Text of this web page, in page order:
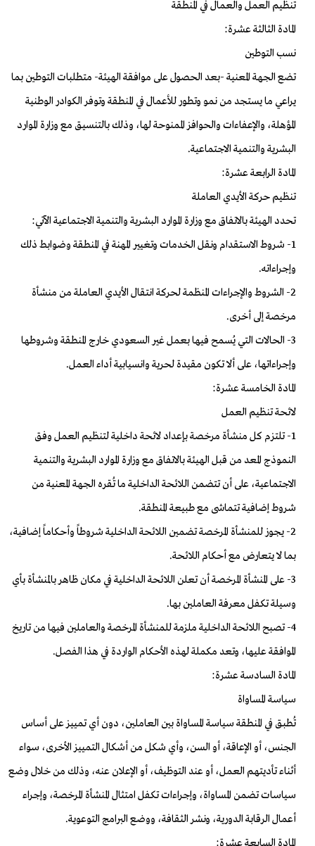
تنظيم العمل والعمال في المنطقة
المادة الثالثة عشرة:
نسب التوطين
تضع الجهة المعنية -بعد الحصول على موافقة الهيئة- متطلبات التوطين بما
يراعي ما يستجد من نمو وتطور للأعمال في المنطقة وتوفر الكوادر الوطنية
المؤهلة، والإعفاءات والحوافز الممنوحة لها، وذلك بالتنسيق مع وزارة الموارد
البشرية والتنمية الاجتماعية.
المادة الرابعة عشرة:
تنظيم حركة الأيدي العاملة
تحدد الهيئة بالاتفاق مع وزارة الموارد البشرية والتنمية الاجتماعية الآتي:
1- شروط الاستقدام ونقل الخدمات وتغيير المهنة في المنطقة وضوابط ذلك
وإجراءاته.
2- الشروط والإجراءات المنظمة لحركة انتقال الأيدي العاملة من منشأة
مرخصة إلى أخرى.
3- الحالات التي يُسمح فيها بعمل غير السعودي خارج المنطقة وشروطها
وإجراءاتها، على ألا تكون مقيدة لحرية وانسيابية أداء العمل.
المادة الخامسة عشرة:
لائحة تنظيم العمل
1- تلتزم كل منشأة مرخصة بإعداد لائحة داخلية لتنظيم العمل وفق
النموذج المعد من قبل الهيئة بالاتفاق مع وزارة الموارد البشرية والتنمية
الاجتماعية، على أن تتضمن اللائحة الداخلية ما تُقره الجهة المعنية من
شروط إضافية تتماشى مع طبيعة المنطقة.
2- يجوز للمنشأة المرخصة تضمين اللائحة الداخلية شروطاً وأحكاماً إضافية،
بما لا يتعارض مع أحكام اللائحة.
3- على المنشأة المرخصة أن تعلن اللائحة الداخلية في مكان ظاهر بالمنشأة بأي
وسيلة تكفل معرفة العاملين بها.
4- تصبح اللائحة الداخلية ملزمة للمنشأة المرخصة والعاملين فيها من تاريخ
الموافقة عليها، وتعد مكملة لهذه الأحكام الواردة في هذا الفصل.
المادة السادسة عشرة:
سياسة المساواة
تُطبق في المنطقة سياسة المساواة بين العاملين، دون أي تمييز على أساس
الجنس، أو الإعاقة، أو السن، وأي شكل من أشكال التمييز الأخرى، سواء
أثناء تأديتهم العمل، أو عند التوظيف، أو الإعلان عنه، وذلك من خلال وضع
سياسات تضمن المساواة، وإجراءات تكفل امتثال المنشأة المرخصة، وإجراء
أعمال الرقابة الدورية، ونشر الثقافة، ووضع البرامج التوعوية.
المادة السابعة عشرة: